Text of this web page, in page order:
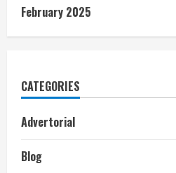
February 2025
CATEGORIES
Advertorial
Blog